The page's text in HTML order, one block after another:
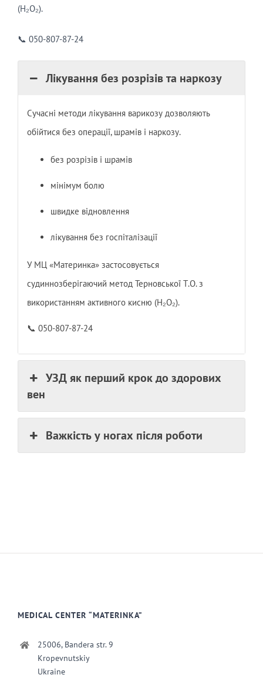
(H₂O₂).
📞 050-807-87-24
Лікування без розрізів та наркозу
Сучасні методи лікування варикозу дозволяють
обійтися без операції, шрамів і наркозу.
без розрізів і шрамів
мінімум болю
швидке відновлення
лікування без госпіталізації
У МЦ «Материнка» застосовується
судиннозберігаючий метод Терновської Т.О. з
використанням активного кисню (H₂O₂).
📞 050-807-87-24
УЗД як перший крок до здорових
вен
Важкість у ногах після роботи
MEDICAL CENTER “MATERINKA”
25006, Bandera str. 9
Kropevnutskiy
Ukraine